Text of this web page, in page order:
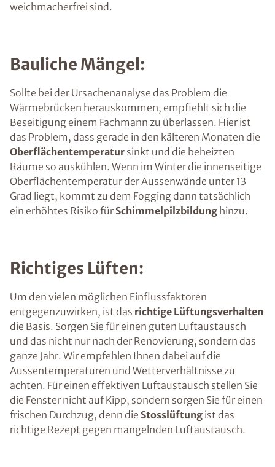
weichmacherfrei sind.
Bauliche Mängel:
Sollte bei der Ursachenanalyse das Problem die
Wärmebrücken herauskommen, empfiehlt sich die
Beseitigung einem Fachmann zu überlassen. Hier ist
das Problem, dass gerade in den kälteren Monaten die
Oberflächentemperatur sinkt und die beheizten
Räume so auskühlen. Wenn im Winter die innenseitige
Oberflächentemperatur der Aussenwände unter 13
Grad liegt, kommt zu dem Fogging dann tatsächlich
ein erhöhtes Risiko für Schimmelpilzbildung hinzu.
Richtiges Lüften:
Um den vielen möglichen Einflussfaktoren
entgegenzuwirken, ist das richtige Lüftungsverhalten
die Basis. Sorgen Sie für einen guten Luftaustausch
und das nicht nur nach der Renovierung, sondern das
ganze Jahr. Wir empfehlen Ihnen dabei auf die
Aussentemperaturen und Wetterverhältnisse zu
achten. Für einen effektiven Luftaustausch stellen Sie
die Fenster nicht auf Kipp, sondern sorgen Sie für einen
frischen Durchzug, denn die Stosslüftung ist das
richtige Rezept gegen mangelnden Luftaustausch.